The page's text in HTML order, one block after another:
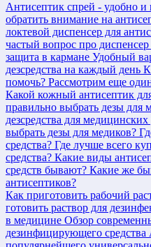
Антисептик спрей - удобно и
обратить внимание на
локтевой диспенсер для
частый вопрос про диспенсер
защита в кармане Удобный
дезсредства на каждый день
помочь? Рассмотрим еще
Какой кожный антисептик
правильно выбрать дезы для
дезсредства для
выбрать дезы для медиков?
средства? Где лучше всего
средства? Какие виды
средств бывают? Какие же
антисептиков?
Как приготовить рабочий
готовить раствор для
в медицине Обзор
дезинфицирующего